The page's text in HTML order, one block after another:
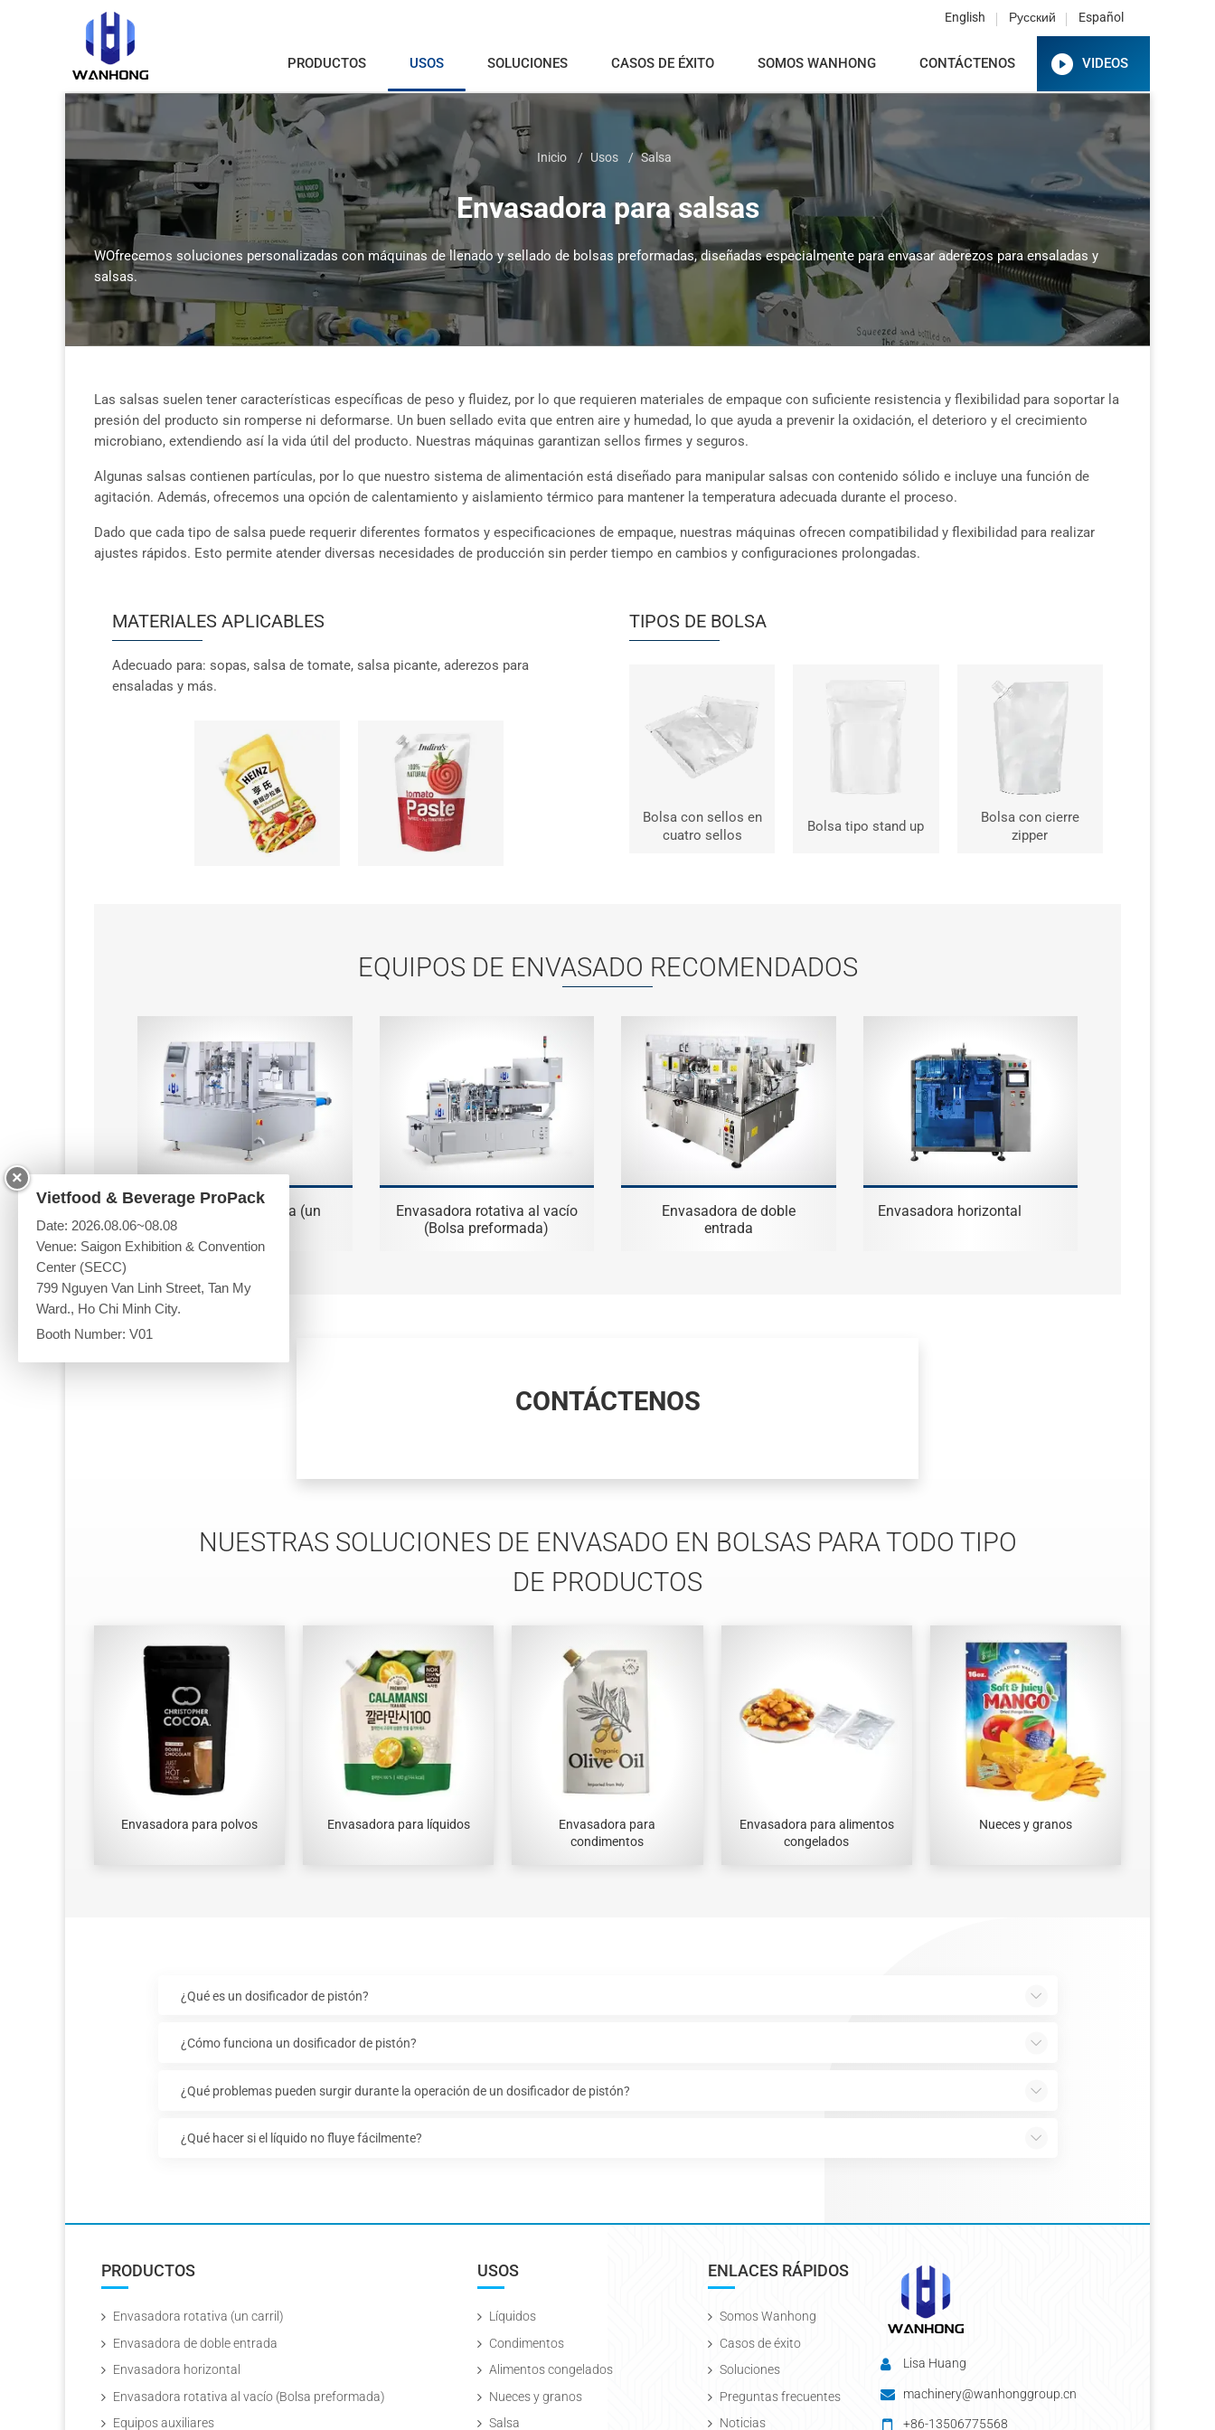
English Русский Español
PRODUCTOS USOS SOLUCIONES CASOS DE ÉXITO SOMOS WANHONG CONTÁCTENOS VIDEOS
Inicio Usos Salsa
Envasadora para salsas
WOfrecemos soluciones personalizadas con máquinas de llenado y sellado de bolsas preformadas, diseñadas especialmente para envasar aderezos para ensaladas y
salsas.
Las salsas suelen tener características específicas de peso y fluidez, por lo que requieren materiales de empaque con suficiente resistencia y flexibilidad para soportar la
presión del producto sin romperse ni deformarse. Un buen sellado evita que entren aire y humedad, lo que ayuda a prevenir la oxidación, el deterioro y el crecimiento
microbiano, extendiendo así la vida útil del producto. Nuestras máquinas garantizan sellos firmes y seguros.
Algunas salsas contienen partículas, por lo que nuestro sistema de alimentación está diseñado para manipular salsas con contenido sólido e incluye una función de
agitación. Además, ofrecemos una opción de calentamiento y aislamiento térmico para mantener la temperatura adecuada durante el proceso.
Dado que cada tipo de salsa puede requerir diferentes formatos y especificaciones de empaque, nuestras máquinas ofrecen compatibilidad y flexibilidad para realizar
ajustes rápidos. Esto permite atender diversas necesidades de producción sin perder tiempo en cambios y configuraciones prolongadas.
MATERIALES APLICABLES
Adecuado para: sopas, salsa de tomate, salsa picante, aderezos para
ensaladas y más.
TIPOS DE BOLSA
Bolsa con sellos en
cuatro sellos
Bolsa tipo stand up
Bolsa con cierre
zipper
EQUIPOS DE ENVASADO RECOMENDADOS
Envasadora rotativa (un
Envasadora rotativa al vacío
(Bolsa preformada)
Envasadora de doble
entrada
Envasadora horizontal
CONTÁCTENOS
NUESTRAS SOLUCIONES DE ENVASADO EN BOLSAS PARA TODO TIPO
DE PRODUCTOS
Envasadora para polvos Envasadora para líquidos
Envasadora para
condimentos
Envasadora para alimentos
congelados
Nueces y granos
¿Qué es un dosificador de pistón?
¿Cómo funciona un dosificador de pistón?
¿Qué problemas pueden surgir durante la operación de un dosificador de pistón?
¿Qué hacer si el líquido no fluye fácilmente?
PRODUCTOS
Envasadora rotativa (un carril)
Envasadora de doble entrada
Envasadora horizontal
Envasadora rotativa al vacío (Bolsa preformada)
Equipos auxiliares
USOS
Líquidos
Condimentos
Alimentos congelados
Nueces y granos
Salsa
ENLACES RÁPIDOS
Somos Wanhong
Casos de éxito
Soluciones
Preguntas frecuentes
Noticias
Lisa Huang
machinery@wanhonggroup.cn
+86-13506775568
×
Vietfood & Beverage ProPack
Date: 2026.08.06~08.08
Venue: Saigon Exhibition & Convention
Center (SECC)
799 Nguyen Van Linh Street, Tan My
Ward., Ho Chi Minh City.
Booth Number: V01